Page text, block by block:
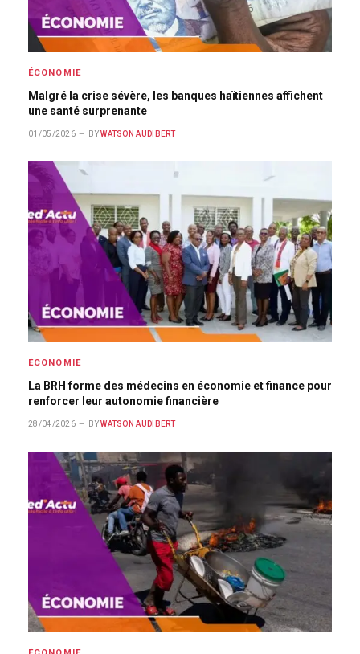
ÉCONOMIE
Malgré la crise sévère, les banques haïtiennes affichent
une santé surprenante
01/05/2026 BY WATSON AUDIBERT
ÉCONOMIE
La BRH forme des médecins en économie et finance pour
renforcer leur autonomie financière
28/04/2026 BY WATSON AUDIBERT